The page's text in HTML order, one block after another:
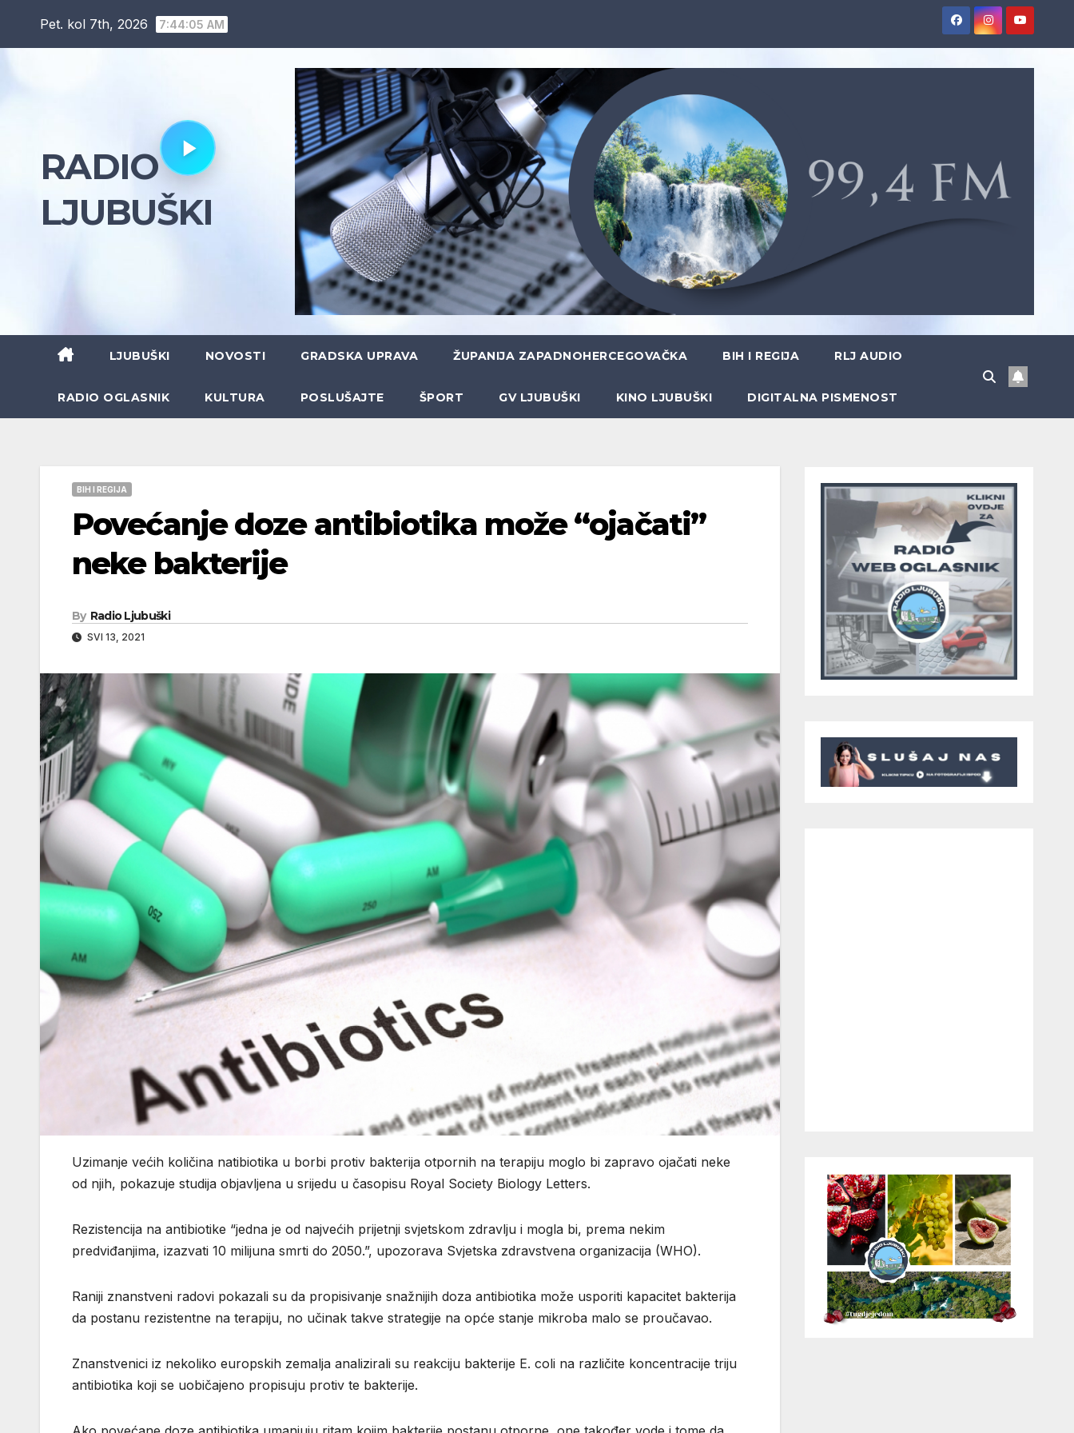
Pet. kol 7th, 2026 7:44:06 AM
RADIO
LJUBUŠKI
LJUBUŠKI NOVOSTI GRADSKA UPRAVA ŽUPANIJA ZAPADNOHERCEGOVAČKA BIH I REGIJA RLJ AUDIO
RADIO OGLASNIK KULTURA POSLUŠAJTE ŠPORT GV LJUBUŠKI KINO LJUBUŠKI DIGITALNA PISMENOST
BIH I REGIJA
Povećanje doze antibiotika može “ojačati”
neke bakterije
By Radio Ljubuški
SVI 13, 2021
Uzimanje većih količina natibiotika u borbi protiv bakterija otpornih na terapiju moglo bi zapravo ojačati neke
od njih, pokazuje studija objavljena u srijedu u časopisu Royal Society Biology Letters.
Rezistencija na antibiotike “jedna je od najvećih prijetnji svjetskom zdravlju i mogla bi, prema nekim
predviđanjima, izazvati 10 milijuna smrti do 2050.”, upozorava Svjetska zdravstvena organizacija (WHO).
Raniji znanstveni radovi pokazali su da propisivanje snažnijih doza antibiotika može usporiti kapacitet bakterija
da postanu rezistentne na terapiju, no učinak takve strategije na opće stanje mikroba malo se proučavao.
Znanstvenici iz nekoliko europskih zemalja analizirali su reakciju bakterije E. coli na različite koncentracije triju
antibiotika koji se uobičajeno propisuju protiv te bakterije.